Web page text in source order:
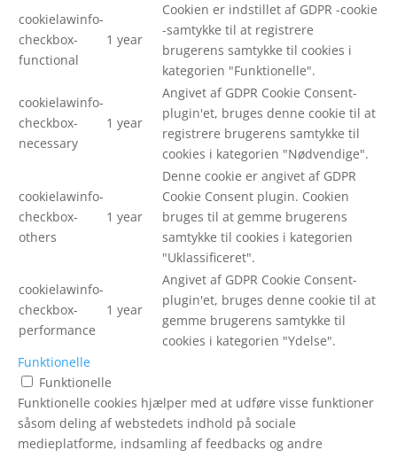
cookielawinfo-
checkbox-
functional
1 year
Cookien er indstillet af GDPR -cookie
-samtykke til at registrere
brugerens samtykke til cookies i
kategorien "Funktionelle".
cookielawinfo-
checkbox-
necessary
1 year
Angivet af GDPR Cookie Consent-
plugin'et, bruges denne cookie til at
registrere brugerens samtykke til
cookies i kategorien "Nødvendige".
cookielawinfo-
checkbox-
others
1 year
Denne cookie er angivet af GDPR
Cookie Consent plugin. Cookien
bruges til at gemme brugerens
samtykke til cookies i kategorien
"Uklassificeret".
cookielawinfo-
checkbox-
performance
1 year
Angivet af GDPR Cookie Consent-
plugin'et, bruges denne cookie til at
gemme brugerens samtykke til
cookies i kategorien "Ydelse".
Funktionelle
Funktionelle
Funktionelle cookies hjælper med at udføre visse funktioner
såsom deling af webstedets indhold på sociale
medieplatforme, indsamling af feedbacks og andre